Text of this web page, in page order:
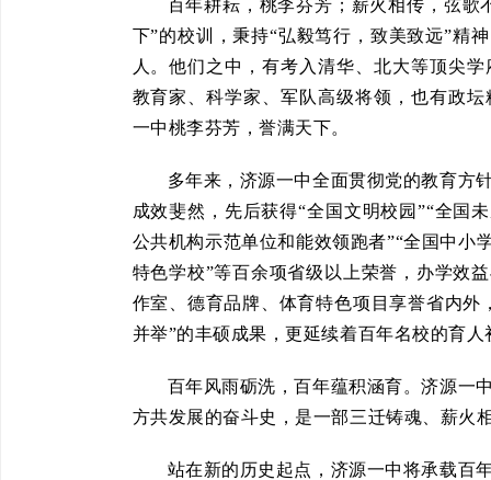
百年耕耘，桃李芬芳；薪火相传，弦歌
下”的校训，秉持“弘毅笃行，致美致远”精
人。他们之中，有考入清华、北大等顶尖
教育家、科学家、军队高级将领，也有政
一中桃李芬芳，誉满天下。
多年来，济源一中全面贯彻党的教育方
成效斐然，先后获得“全国文明校园”“全国
公共机构示范单位和能效领跑者”“全国中小
特色学校”等百余项省级以上荣誉，办学效
作室、德育品牌、体育特色项目享誉省内
并举”的丰硕成果，更延续着百年名校的育人
百年风雨砺洗，百年蕴积涵育。济源一
方共发展的奋斗史，是一部三迁铸魂、薪火
站在新的历史起点，济源一中将承载百